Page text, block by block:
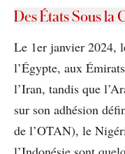
Des États Sous la
Le 1er janvier 2024,
l’Égypte, aux
l’Iran, tandis que
sur son adhésion
de l’OTAN), le